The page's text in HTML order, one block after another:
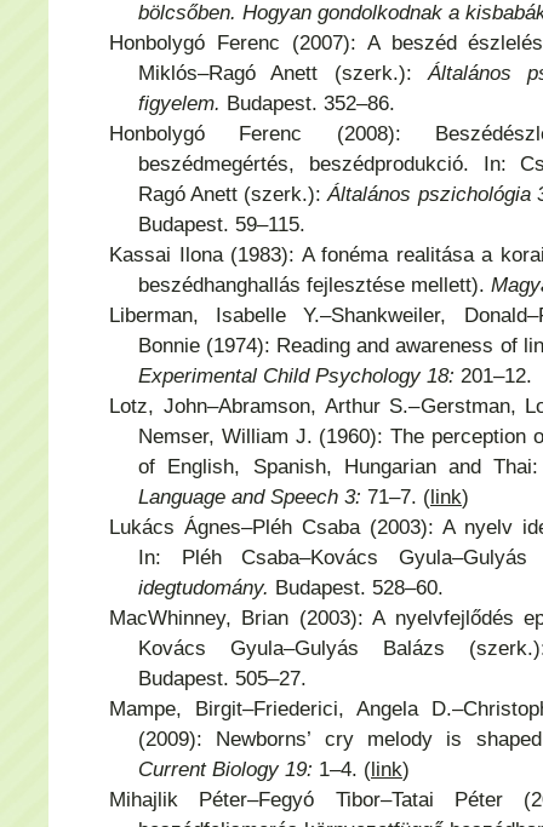
bölcsőben. Hogyan gondolkodnak a
Honbolygó Ferenc (2007): A beszéd
Miklós–Ragó Anett (szerk.):Általános
figyelem. Budapest. 352–86.
Honbolygó Ferenc (2008):
beszédmegértés, beszédprodukció. In:
Ragó Anett (szerk.):Általános pszichológia
Budapest. 59–115.
Kassai Ilona (1983): A fonéma realitása a
beszédhanghallás fejlesztése mellett).
Liberman, Isabelle Y.–Shankweiler,
Bonnie (1974): Reading and awareness of
Experimental Child Psychology 18: 201–12.
Lotz, John–Abramson, Arthur S.–Gerstman,
Nemser, William J. (1960): The perception
of English, Spanish, Hungarian and
Language and Speech 3: 71–7. (link)
Lukács Ágnes–Pléh Csaba (2003): A nyelv
In: Pléh Csaba–Kovács
idegtudomány. Budapest. 528–60.
MacWhinney, Brian (2003): A nyelvfejlődés
Kovács Gyula–Gulyás Balázs
Budapest. 505–27.
Mampe, Birgit–Friederici, Angela
(2009): Newborns’ cry melody is
Current Biology 19: 1–4. (link)
Mihajlik Péter–Fegyó Tibor–Tatai